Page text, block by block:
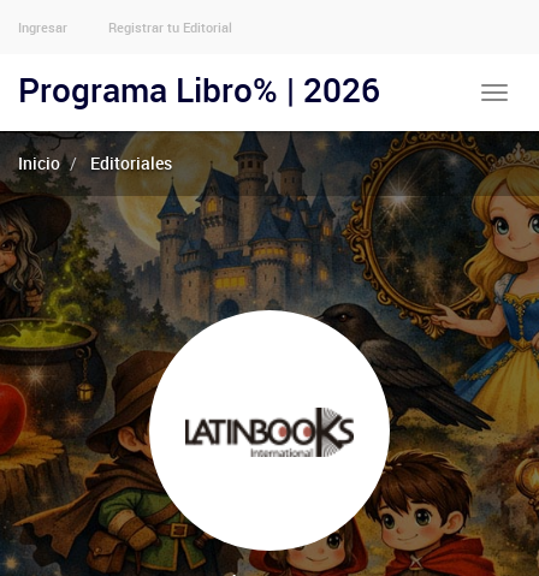
Menu
Usuarios
Anónimos
Ingresar Registrar tu Editorial
Toggle
Programa Libro% | 2026
Inicio Editoriales